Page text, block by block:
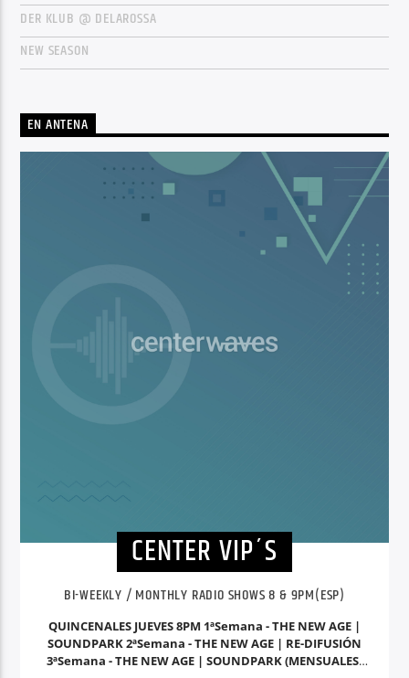
DER KLUB @ DELAROSSA
NEW SEASON
EN ANTENA
CENTER VIP´S
BI-WEEKLY / MONTHLY RADIO SHOWS 8 & 9PM(ESP)
QUINCENALES JUEVES 8PM 1ªSemana - THE NEW AGE |
SOUNDPARK 2ªSemana - THE NEW AGE | RE-DIFUSIÓN
3ªSemana - THE NEW AGE | SOUNDPARK (MENSUALES)